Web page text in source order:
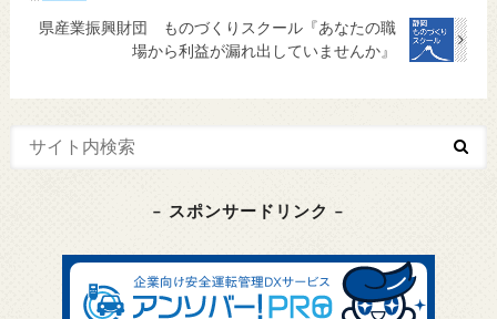
県産業振興財団 ものづくりスクール『あなたの職
場から利益が漏れ出していませんか』
– スポンサードリンク –